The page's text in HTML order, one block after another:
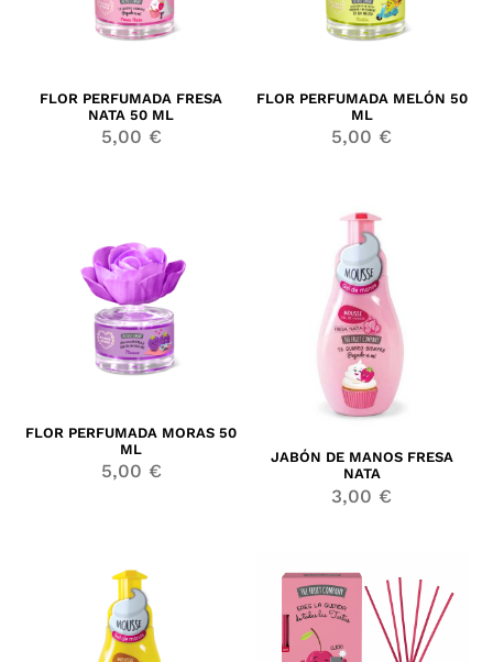
FLOR PERFUMADA FRESA
NATA 50 ML
5,00 €
FLOR PERFUMADA MELÓN 50
ML
5,00 €
FLOR PERFUMADA MORAS 50
ML
5,00 €
JABÓN DE MANOS FRESA
NATA
3,00 €